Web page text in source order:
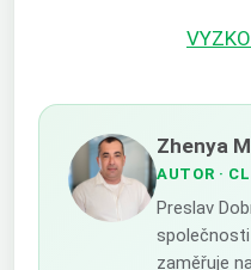
Zhenya
AUTOR ·
Preslav
společnosti
zaměřuje